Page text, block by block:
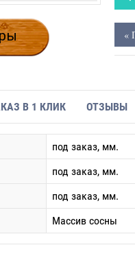
«
В 1 КЛИК ОТЗЫВЫ
под заказ, мм.
под заказ, мм.
под заказ, мм.
Массив сосны